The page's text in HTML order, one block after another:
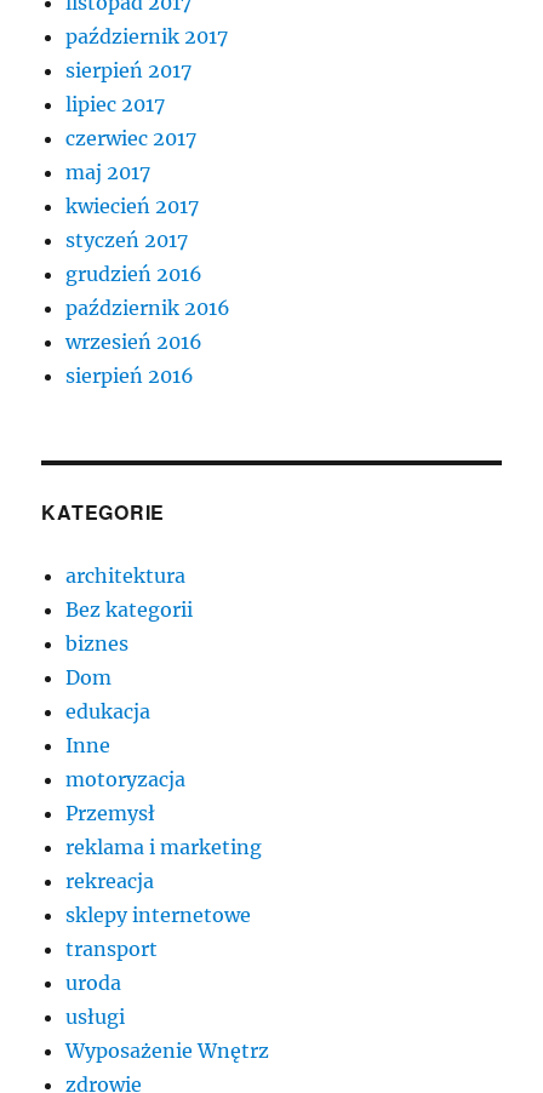
październik 2017
sierpień 2017
lipiec 2017
czerwiec 2017
maj 2017
kwiecień 2017
styczeń 2017
grudzień 2016
październik 2016
wrzesień 2016
sierpień 2016
KATEGORIE
architektura
Bez kategorii
biznes
Dom
edukacja
Inne
motoryzacja
Przemysł
reklama i marketing
rekreacja
sklepy internetowe
transport
uroda
usługi
Wyposażenie Wnętrz
zdrowie